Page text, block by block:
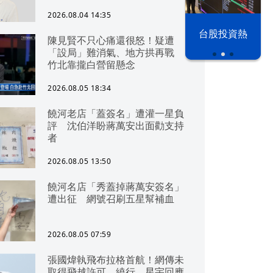
漢光42演習 台股投資熱
2026.08.04 14:35
陳見賢不只心痛還很怒！疑遭
「設局」難消氣、地方拱再戰
竹北靠攏白營留懸念
2026.08.05 18:34
饒河老店「蓋簽名」遭灌一星負
評 沈伯洋盼蔣萬安出面勸支持
者
2026.08.05 13:50
饒河名店「秀蓋掉蔣萬安簽名」
遭出征 網號召刷五星幫補血
2026.08.05 07:59
張國煒執飛布拉格首航！網傳未